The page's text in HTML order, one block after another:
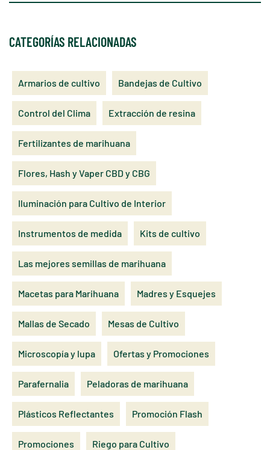
CATEGORÍAS RELACIONADAS
Armarios de cultivo Bandejas de Cultivo
Control del Clima Extracción de resina
Fertilizantes de marihuana
Flores, Hash y Vaper CBD y CBG
Iluminación para Cultivo de Interior
Instrumentos de medida Kits de cultivo
Las mejores semillas de marihuana
Macetas para Marihuana Madres y Esquejes
Mallas de Secado Mesas de Cultivo
Microscopía y lupa Ofertas y Promociones
Parafernalia Peladoras de marihuana
Plásticos Reflectantes Promoción Flash
Promociones Riego para Cultivo